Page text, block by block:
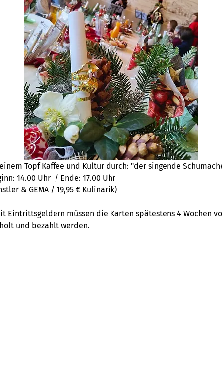
Topf Kaffee und Kultur durch: "der singende
14.00 Uhr  / Ende: 17.00 Uhr
& GEMA / 19,95 € Kulinarik)
Eintrittsgeldern müssen die Karten spätestens 4 Wochen
und bezahlt werden.